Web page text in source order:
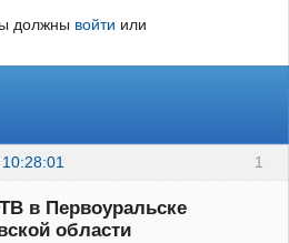
должны войти или
1
в Первоуральске
области